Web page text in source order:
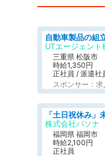
UTエージェント
三重県 松阪市
時給1,350円
正社員 / 派遣社
スポンサー：
株式会社パソナ
福岡県 福岡市
時給2,100円
正社員